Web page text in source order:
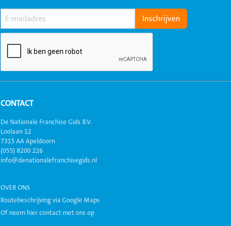
CONTACT
De Nationale Franchise Gids B.V.
Loolaan 12
7315 AA Apeldoorn
(055) 8200 226
info@denationalefranchisegids.nl
OVER ONS
Routebeschrijving via Google Maps
Of neem hier contact met ons op